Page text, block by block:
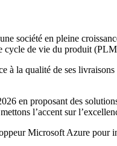
société en pleine
cycle de vie du produit
à la qualité de ses
en proposant des
l’accent sur
Microsoft Azure pour